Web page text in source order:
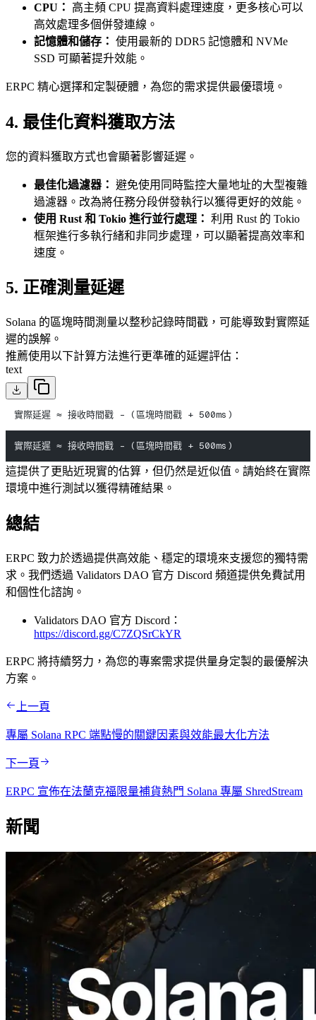
CPU：
高主頻 CPU 提高資料處理速度，更多核心可以
高效處理多個併發連線。
記憶體和儲存： 使用最新的 DDR5 記憶體和 NVMe
SSD 可顯著提升效能。
ERPC 精心選擇和定製硬體，為您的需求提供最優環境。
4. 最佳化資料獲取方法
您的資料獲取方式也會顯著影響延遲。
最佳化過濾器： 避免使用同時監控大量地址的大型複雜
過濾器。改為將任務分段併發執行以獲得更好的效能。
使用 Rust 和 Tokio 進行並行處理： 利用 Rust 的 Tokio
框架進行多執行緒和非同步處理，可以顯著提高效率和
速度。
5. 正確測量延遲
Solana 的區塊時間測量以整秒記錄時間戳，可能導致對實際延
遲的誤解。
推薦使用以下計算方法進行更準確的延遲評估：
text
實際延遲 ≈ 接收時間戳 - (區塊時間戳 + 500ms)
實際延遲 ≈ 接收時間戳 - (區塊時間戳 + 500ms)
這提供了更貼近現實的估算，但仍然是近似值。請始終在實際
環境中進行測試以獲得精確結果。
總結
ERPC 致力於透過提供高效能、穩定的環境來支援您的獨特需
求。我們透過 Validators DAO 官方 Discord 頻道提供免費試用
和個性化諮詢。
Validators DAO 官方 Discord：
https://discord.gg/C7ZQSrCkYR
ERPC 將持續努力，為您的專案需求提供量身定製的最優解決
方案。
上一頁
專屬 Solana RPC 端點慢的關鍵因素與效能最大化方法
下一頁
ERPC 宣佈在法蘭克福限量補貨熱門 Solana 專屬 ShredStream
新聞